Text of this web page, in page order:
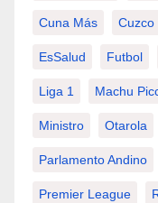
Cuna Más Cuzco
EsSalud Futbol
Liga 1 Machu
Ministro Otarola
Parlamento Andino
Premier League